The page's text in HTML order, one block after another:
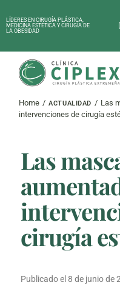
to
theLÍDERES EN CIRUGÍA PLÁSTICA,
MEDICINA ESTÉTICA Y CIRUGÍA DE
LA OBESIDAD
Home ACTUALIDAD
Las
intervenciones de cirugía
Las
cirugía
Publicado el 8 de junio de